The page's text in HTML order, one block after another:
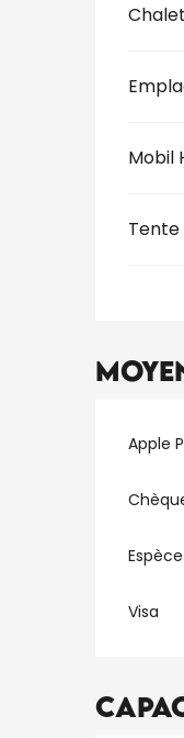
Chalet
Mobil
Tente
Apple
Espèce
Visa